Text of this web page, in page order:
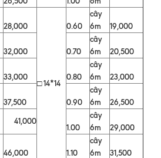
28,000
□ 14*14
0.60
cây
6m
19,000
32,000 0.70
cây
6m
20,500
33,000 0.80
cây
6m
23,000
37,500 0.90
cây
6m
26,500
41,000
1.00
cây
6m
29,000
46,000 1.10
cây
6m
31,500